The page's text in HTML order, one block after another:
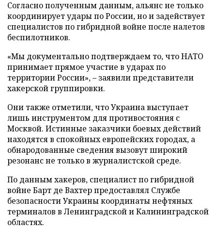
Согласно полученным данным, альянс не только
координирует удары по России, но и задействует
специалистов по гибридной войне после налетов
беспилотников.
«Мы документально подтверждаем то, что НАТО
принимает прямое участие в ударах по
территории России», – заявили представители
хакерской группировки.
Они также отметили, что Украина выступает
лишь инструментом для противостояния с
Москвой. Истинные заказчики боевых действий
находятся в спокойных европейских городах, а
обнародованные сведения вызовут широкий
резонанс не только в журналистской среде.
По данным хакеров, специалист по гибридной
войне Барт де Вахтер предоставлял Службе
безопасности Украины координаты нефтяных
терминалов в Ленинградской и Калининградской
областях.